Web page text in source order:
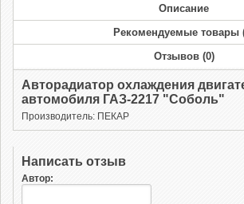
Описание
Рекомендуемые товары
Отзывов (0)
Авторадиатор охлаждения
автомобиля ГАЗ-2217 "Соболь"
Производитель: ПЕКАР
Написать отзыв
Автор: